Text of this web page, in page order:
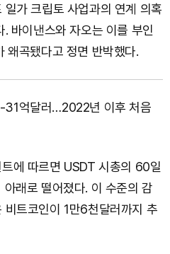
가 크립토 사업과의 연계 의혹
바이낸스와 자오는 이를 부인
왜곡됐다고 정면 반박했다.
억달러…2022년 이후 처음
에 따르면 USDT 시총의 60일
래로 떨어졌다. 이 수준의 감
트코인이 1만6천달러까지 추